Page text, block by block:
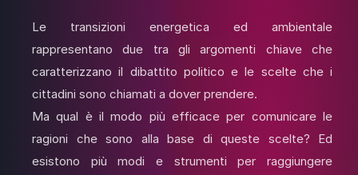
Le transizioni energetica ed ambientale
rappresentano due tra gli argomenti chiave che
caratterizzano il dibattito politico e le scelte che i
cittadini sono chiamati a dover prendere.
Ma qual è il modo più efficace per comunicare le
ragioni che sono alla base di queste scelte? Ed
esistono più modi e strumenti per raggiungere